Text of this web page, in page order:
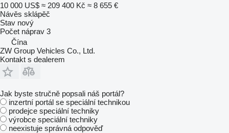
10 000 US$ ≈ 209 400 Kč ≈ 8 655 €
Návěs sklápěč
Stav nový
Počet náprav 3
Čína
ZW Group Vehicles Co., Ltd.
Kontakt s dealerem
Jak byste stručně popsali náš portál?
inzertní portál se speciální technikou
prodejce speciální techniky
výrobce speciální techniky
neexistuje správná odpověď